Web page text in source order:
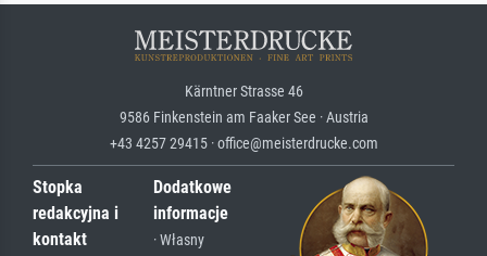
Kärntner Strasse 46
9586 Finkenstein am Faaker See · Austria
+43 4257 29415 · office@meisterdrucke.com
Stopka
redakcyjna i
kontakt
Dodatkowe
informacje
· Własny